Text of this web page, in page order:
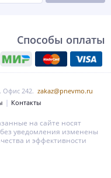
Способы оплаты
Офис 242. zakaz@pnevmo.ru
Контакты
на сайте носят
уведомления изменены
и эффективности